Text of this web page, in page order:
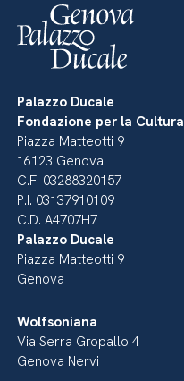
Palazzo Ducale
Fondazione per la Cultura
Piazza Matteotti 9
16123 Genova
C.F. 03288320157
P.I. 03137910109
C.D. A4707H7
Palazzo Ducale
Piazza Matteotti 9
Genova
Wolfsoniana
Via Serra Gropallo 4
Genova Nervi